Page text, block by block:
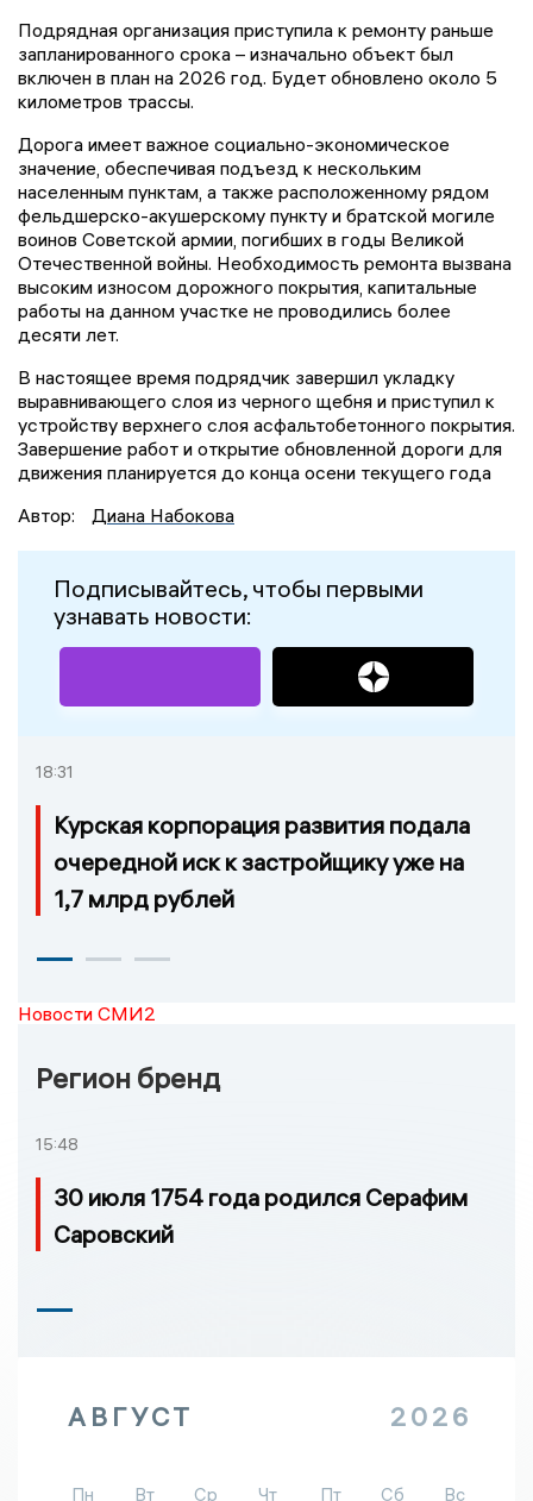
Подрядная организация приступила к ремонту раньше
запланированного срока – изначально объект был
включен в план на 2026 год. Будет обновлено около 5
километров трассы.
Дорога имеет важное социально-экономическое
значение, обеспечивая подъезд к нескольким
населенным пунктам, а также расположенному рядом
фельдшерско-акушерскому пункту и братской могиле
воинов Советской армии, погибших в годы Великой
Отечественной войны. Необходимость ремонта вызвана
высоким износом дорожного покрытия, капитальные
работы на данном участке не проводились более
десяти лет.
В настоящее время подрядчик завершил укладку
выравнивающего слоя из черного щебня и приступил к
устройству верхнего слоя асфальтобетонного покрытия.
Завершение работ и открытие обновленной дороги для
движения планируется до конца осени текущего года
Автор:
Диана Набокова
Подписывайтесь, чтобы первыми
узнавать новости:
18:31
Курская корпорация развития подала
очередной иск к застройщику уже на
1,7 млрд рублей
Новости СМИ2
Регион бренд
15:48
30 июля 1754 года родился Серафим
Саровский
АВГУСТ 2026
Пн Вт Ср Чт Пт Сб
Вс